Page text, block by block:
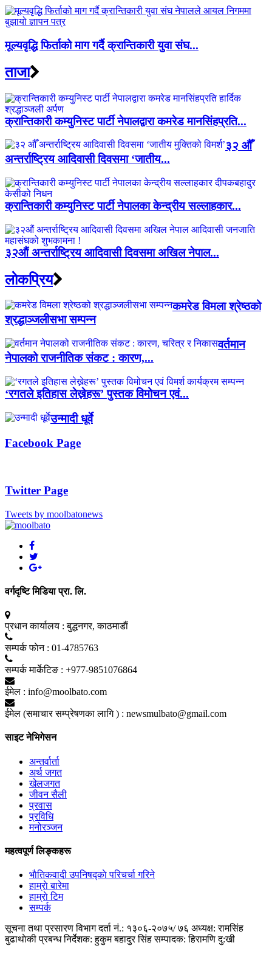
मूल्यवृद्धि फिर्ताको माग गर्दै क्रान्तिकारी युवा संघ...
ताजा
क्रान्तिकारी कम्युनिस्ट पार्टी नेपालद्वारा कमरेड मानसिंहप्रति...
३२ औँ
अन्तर्राष्ट्रिय आदिवासी दिवसमा ‘जातीय...
क्रान्तिकारी कम्युनिस्ट पार्टी नेपालका केन्द्रीय सल्लाहकार...
३२औं अन्तर्राष्ट्रिय आदिवासी दिवसमा अखिल नेपाल...
लाेकप्रिय
कमरेड विमला श्रेष्ठको
श्रद्धाञ्जलीसभा सम्पन्न
वर्तमान
नेपालको राजनीतिक संकट : कारण,...
‘रगतले इतिहास लेख्नेहरू’ पुस्तक विमोचन एवं...
उन्मादी धूर्वे
Facebook Page
Twitter Page
Tweets by moolbatonews
वर्गदृष्टि मिडिया प्रा. लि.
प्रधान कार्यालय : बुद्धनगर, काठमाडाैं
सम्पर्क फाेन : 01-4785763
सम्पर्क मार्केटिङ : +977-9851076864
ईमेल : info@moolbato.com
ईमेल (समाचार सम्प्रेषणका लागि ) : newsmulbato@gmail.com
साइट नेभिगेसन
अन्तर्वार्ता
अर्थ जगत
खेलजगत
जीवन सैली
प्रवास
प्रविधि
मनोरञ्जन
महत्वपूर्ण लिङ्कहरू
भाैतिकवादी उपनिषद्काे परिचर्चा गरिने
हाम्राे बारेमा
हाम्राे टिम
सम्पर्क
सूचना तथा प्रसारण विभाग दर्ता नं.: १३०६-२०७५/ ७६ अध्यक्ष: रामसिंह
बुढाथाेकी प्रबन्ध निर्देशक: हुकुम बहादुर सिंह सम्पादक: हिरामणि दु:खी